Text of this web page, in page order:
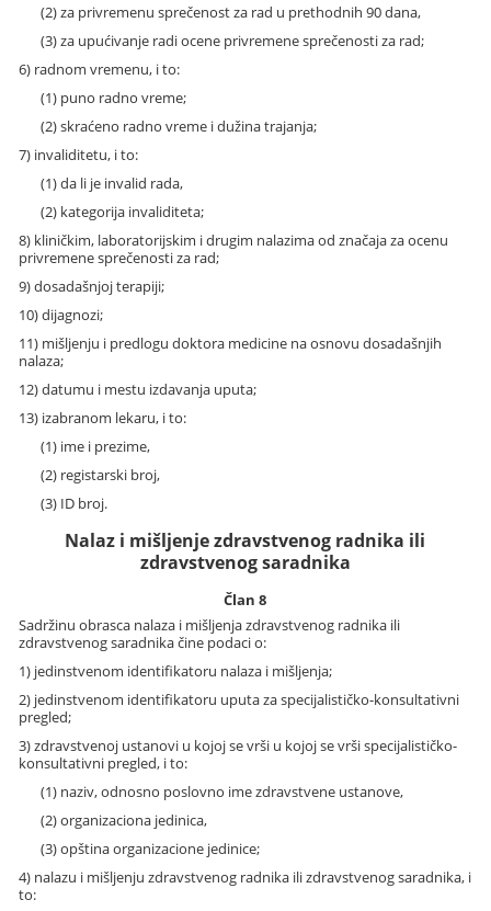
(2) za privremenu sprečenost za rad u prethodnih 90 dana,
(3) za upućivanje radi ocene privremene sprečenosti za rad;
6) radnom vremenu, i to:
(1) puno radno vreme;
(2) skraćeno radno vreme i dužina trajanja;
7) invaliditetu, i to:
(1) da li je invalid rada,
(2) kategorija invaliditeta;
8) kliničkim, laboratorijskim i drugim nalazima od značaja za ocenu
privremene sprečenosti za rad;
9) dosadašnjoj terapiji;
10) dijagnozi;
11) mišljenju i predlogu doktora medicine na osnovu dosadašnjih
nalaza;
12) datumu i mestu izdavanja uputa;
13) izabranom lekaru, i to:
(1) ime i prezime,
(2) registarski broj,
(3) ID broj.
Nalaz i mišljenje zdravstvenog radnika ili
zdravstvenog saradnika
Član 8
Sadržinu obrasca nalaza i mišljenja zdravstvenog radnika ili
zdravstvenog saradnika čine podaci o:
1) jedinstvenom identifikatoru nalaza i mišljenja;
2) jedinstvenom identifikatoru uputa za specijalističko-konsultativni
pregled;
3) zdravstvenoj ustanovi u kojoj se vrši u kojoj se vrši specijalističko-
konsultativni pregled, i to:
(1) naziv, odnosno poslovno ime zdravstvene ustanove,
(2) organizaciona jedinica,
(3) opština organizacione jedinice;
4) nalazu i mišljenju zdravstvenog radnika ili zdravstvenog saradnika, i
to: